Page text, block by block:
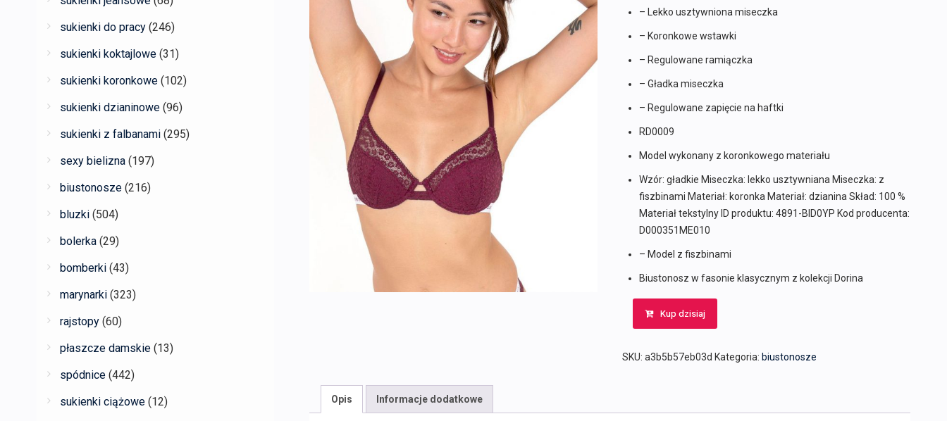
– Lekko usztywniona miseczka
– Koronkowe wstawki
– Regulowane ramiączka
– Gładka miseczka
– Regulowane zapięcie na haftki
RD0009
Model wykonany z koronkowego materiału
Wzór: gładkie Miseczka: lekko usztywniana Miseczka: z
fiszbinami Materiał: koronka Materiał: dzianina Skład: 100 %
Materiał tekstylny ID produktu: 4891-BID0YP Kod producenta:
D000351ME010
– Model z fiszbinami
Biustonosz w fasonie klasycznym z kolekcji Dorina
Kup dzisiaj
SKU: a3b5b57eb03d Kategoria: biustonosze
Opis Informacje dodatkowe
sukienki do pracy (246)
sukienki koktajlowe (31)
sukienki koronkowe (102)
sukienki dzianinowe (96)
sukienki z falbanami (295)
sexy bielizna (197)
biustonosze (216)
bluzki (504)
bolerka (29)
bomberki (43)
marynarki (323)
rajstopy (60)
płaszcze damskie (13)
spódnice (442)
sukienki ciążowe (12)